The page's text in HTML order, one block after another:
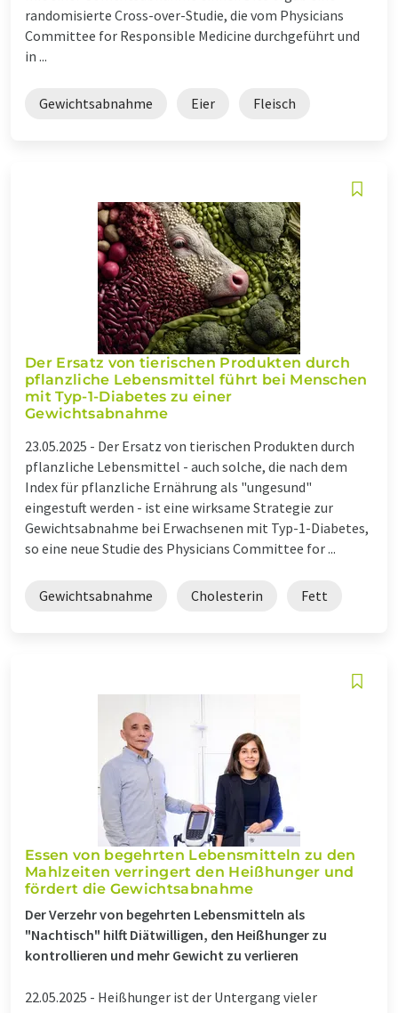
randomisierte Cross-over-Studie, die vom Physicians
Committee for Responsible Medicine durchgeführt und
in ...
Gewichtsabnahme Eier Fleisch
Der Ersatz von tierischen Produkten durch
pflanzliche Lebensmittel führt bei Menschen
mit Typ-1-Diabetes zu einer
Gewichtsabnahme
23.05.2025 - Der Ersatz von tierischen Produkten durch
pflanzliche Lebensmittel - auch solche, die nach dem
Index für pflanzliche Ernährung als "ungesund"
eingestuft werden - ist eine wirksame Strategie zur
Gewichtsabnahme bei Erwachsenen mit Typ-1-Diabetes,
so eine neue Studie des Physicians Committee for ...
Gewichtsabnahme Cholesterin Fett
Essen von begehrten Lebensmitteln zu den
Mahlzeiten verringert den Heißhunger und
fördert die Gewichtsabnahme
Der Verzehr von begehrten Lebensmitteln als
"Nachtisch" hilft Diätwilligen, den Heißhunger zu
kontrollieren und mehr Gewicht zu verlieren
22.05.2025 - Heißhunger ist der Untergang vieler